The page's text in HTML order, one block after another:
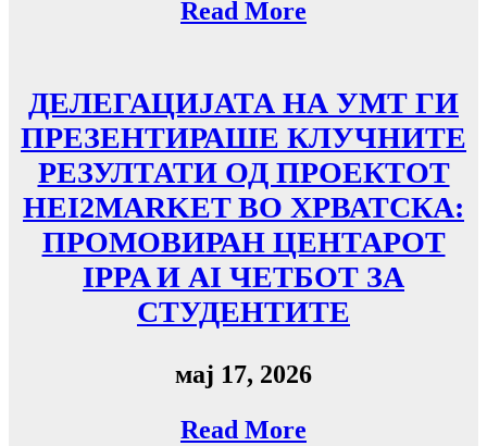
Read More
ДЕЛЕГАЦИЈАТА НА УMТ ГИ
ПРЕЗЕНТИРАШЕ КЛУЧНИТЕ
РЕЗУЛТАТИ ОД ПРОЕКТОТ
HEI2MARKET ВО ХРВАТСКА:
ПРОМОВИРАН ЦЕНТАРОТ
IPPA И AI ЧЕТБОТ ЗА
СТУДЕНТИТЕ
мај 17, 2026
Read More